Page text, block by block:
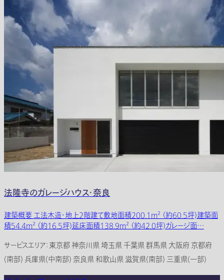
法隆寺のガレージハウス・奈良
建築概要 工法木造・地上2階建て敷地面積200.1m² （約60.5坪)建築面
積54.4m² （約16.5坪)延床面積138.9m² （約42.0坪)ガレージ面…
サービスエリア：東京都 神奈川県 埼玉県 千葉県 群馬県 大阪府 京都府
(南部) 兵庫県(中南部) 奈良県 和歌山県 滋賀県(南部) 三重県(一部)